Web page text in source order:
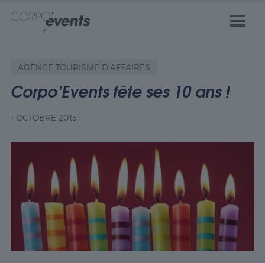
AGENCE TOURISME D'AFFAIRES
Corpo’Events fête ses 10 ans !
1 OCTOBRE 2015